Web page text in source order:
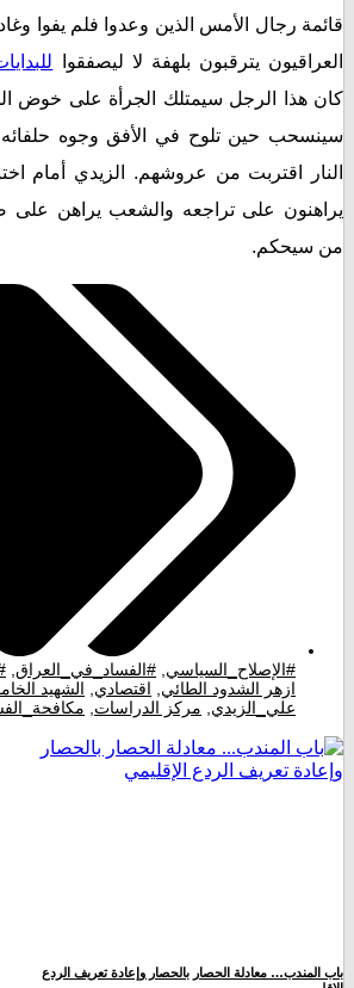
رجال الأمس الذين وعدوا فلم يفوا وغادروا
يترقبون بلهفة لا ليصفقواللبدايات
الرجل سيمتلك الجرأة على خوض
حين تلوح في الأفق وجوه حلفائه
اقتربت من عروشهم. الزيدي أمام اختبار
على تراجعه والشعب يراهن على صموده
#الإصلاح_السياسي,#الفساد_في_العراق ,
ازهر الشدود الطائي,اقتصادي,الشهيد الخامس,
علي_الزيدي ,مركز الدراسات ,مكافحة_الفساد
معادلة الحصار بالحصار وإعادة تعريف الردع